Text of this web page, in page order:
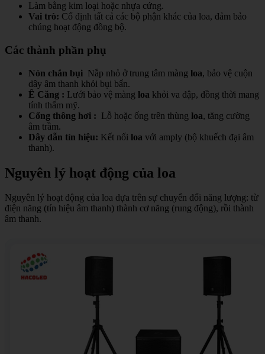
Làm bằng kim loại hoặc nhựa cứng.
Vai trò: Cố định tất cả các bộ phận khác của loa, đảm bảo
chúng hoạt động đồng bộ.
Các thành phần phụ
Nón chắn bụi Nắp nhỏ ở trung tâm màng loa, bảo vệ cuộn
dây âm thanh khỏi bụi bẩn.
Ê Căng : Lưới bảo vệ màng loa khỏi va đập, đồng thời mang
tính thẩm mỹ.
Cổng thông hơi : Lỗ hoặc ống trên thùng loa, tăng cường
âm trầm.
Dây dẫn tín hiệu: Kết nối loa với amply (bộ khuếch đại âm
thanh).
Nguyên lý hoạt động của loa
Nguyên lý hoạt động của loa dựa trên sự chuyển đổi năng lượng: từ
điện năng (tín hiệu âm thanh) thành cơ năng (rung động), rồi thành
âm thanh.